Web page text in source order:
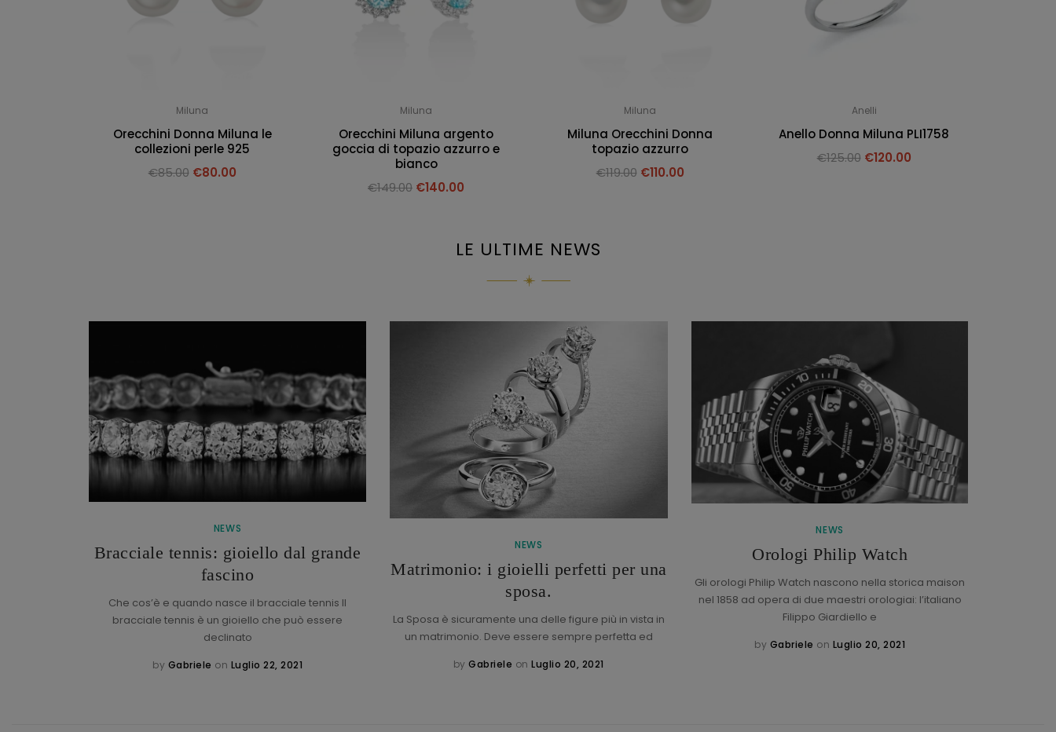
Miluna
Orecchini Donna Miluna le
collezioni perle 925
€85.00 €80.00
Miluna
Orecchini Miluna argento
goccia di topazio azzurro e
bianco
€149.00 €140.00
Miluna
Miluna Orecchini Donna
topazio azzurro
€119.00 €110.00
Anelli
Anello Donna Miluna PLI1758
€125.00 €120.00
LE ULTIME NEWS
NEWS
Bracciale tennis: gioiello dal grande
fascino
Che cos’è e quando nasce il bracciale tennis Il
bracciale tennis è un gioiello che può essere
declinato
by Gabriele on Luglio 22, 2021
NEWS
Matrimonio: i gioielli perfetti per una
sposa.
La Sposa è sicuramente una delle figure più in vista in
un matrimonio. Deve essere sempre perfetta ed
byGabriele onLuglio 20, 2021
NEWS
Orologi Philip Watch
Gli orologi Philip Watch nascono nella storica maison
nel 1858 ad opera di due maestri orologiai: l’italiano
Filippo Giardiello e
by Gabriele on Luglio 20, 2021